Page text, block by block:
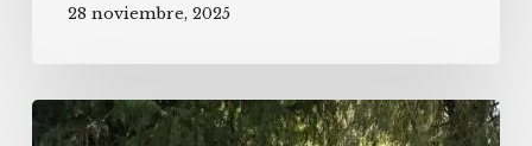
28 noviembre, 2025
Actividades